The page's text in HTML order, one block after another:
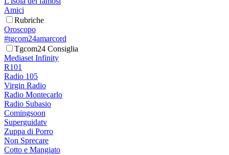
Amici
Rubriche
Oroscopo
#tgcom24amarcord
Tgcom24 Consiglia
Mediaset Infinity
R101
Radio 105
Virgin Radio
Radio Montecarlo
Radio Subasio
Comingsoon
Superguidatv
Zuppa di Porro
Non Sprecare
Cotto e Mangiato